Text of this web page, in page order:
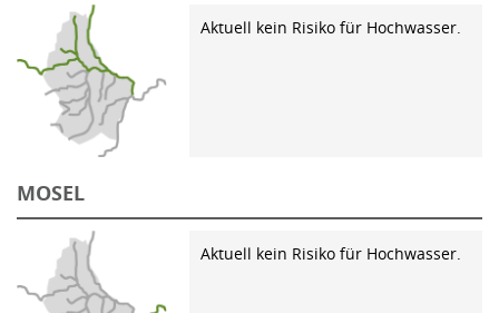
Aktuell kein Risiko für Hochwasser.
MOSEL
Aktuell kein Risiko für Hochwasser.